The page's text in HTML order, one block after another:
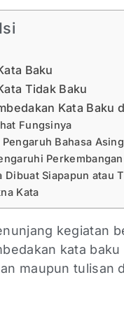
Baku
Tidak Baku
Kata Baku
Fungsinya
Pengaruh Bahasa
Dibuat Siapapun atau
Kata
kegiatan
kata
maupun tulisan